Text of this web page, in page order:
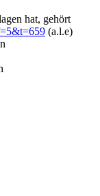
hat, gehört
(a.l.e)